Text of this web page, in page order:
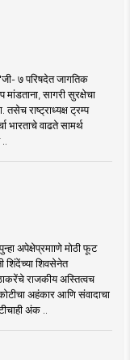
७ परिषदेत जागतिक
सागरी सुरक्षेचा
तसेच राष्ट्राध्यक्ष ट्रम्प
भारताचे वाढते सामर्थ
अपेक्षेप्रमााणे मोठी फूट
शिंदेंच्या शिवसेनेत
राजकीय अस्तित्वच
अहंकार आणि संवादाचा
अंक ..